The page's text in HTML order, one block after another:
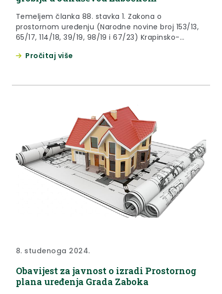
Temeljem članka 88. stavka 1. Zakona o
prostornom uređenju (Narodne novine broj 153/13,
65/17, 114/18, 39/19, 98/19 i 67/23) Krapinsko-
komunalno gospodarstvo i javne potrebe daje
Pročitaj više
8. studenoga 2024.
Obavijest za javnost o izradi Prostornog
plana uređenja Grada Zaboka